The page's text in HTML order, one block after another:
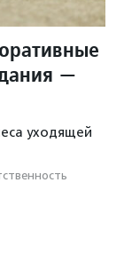
—
уходящей